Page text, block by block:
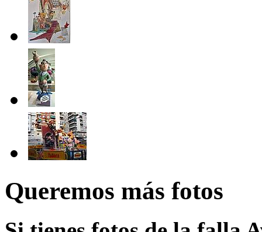
Queremos más fotos